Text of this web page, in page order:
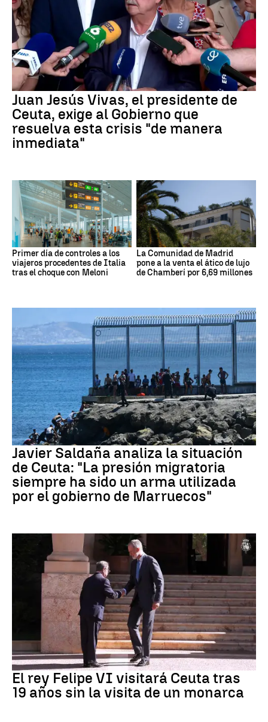
Juan Jesús Vivas, el presidente de
Ceuta, exige al Gobierno que
resuelva esta crisis "de manera
inmediata"
Primer día de controles a los
viajeros procedentes de Italia
tras el choque con Meloni
La Comunidad de Madrid
pone a la venta el ático de lujo
de Chamberí por 6,69 millones
Crisis migratoria Ceuta
Javier Saldaña analiza la situación
de Ceuta: "La presión migratoria
siempre ha sido un arma utilizada
por el gobierno de Marruecos"
Crisis Migratoria
El rey Felipe VI visitará Ceuta tras
19 años sin la visita de un monarca